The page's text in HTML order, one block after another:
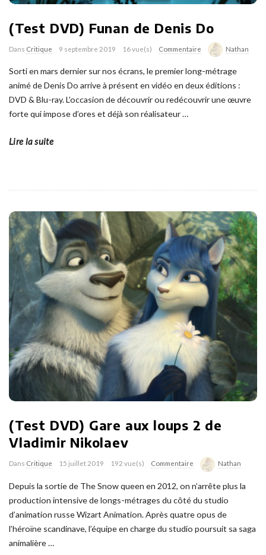
(Test DVD) Funan de Denis Do
Dans Critique 9 septembre 2019 16 vue(s) Commentaire Nathan
Sorti en mars dernier sur nos écrans, le premier long-métrage
animé de Denis Do arrive à présent en vidéo en deux éditions :
DVD & Blu-ray. L’occasion de découvrir ou redécouvrir une œuvre
forte qui impose d’ores et déjà son réalisateur…
Lire la suite
(Test DVD) Gare aux loups 2 de
Vladimir Nikolaev
Dans Critique 15 juillet 2019 192 vue(s) Commentaire Nathan
Depuis la sortie de The Snow queen en 2012, on n’arrête plus la
production intensive de longs-métrages du côté du studio
d’animation russe Wizart Animation. Après quatre opus de
l’héroïne scandinave, l’équipe en charge du studio poursuit sa saga
animalière…